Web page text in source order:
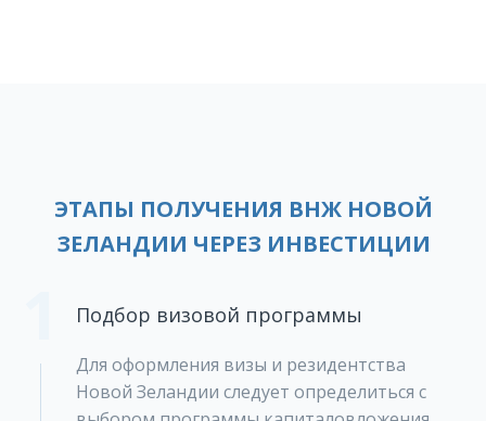
ЭТАПЫ ПОЛУЧЕНИЯ ВНЖ НОВОЙ
ЗЕЛАНДИИ ЧЕРЕЗ ИНВЕСТИЦИИ
Подбор визовой программы
Для оформления визы и резидентства
Новой Зеландии следует определиться с